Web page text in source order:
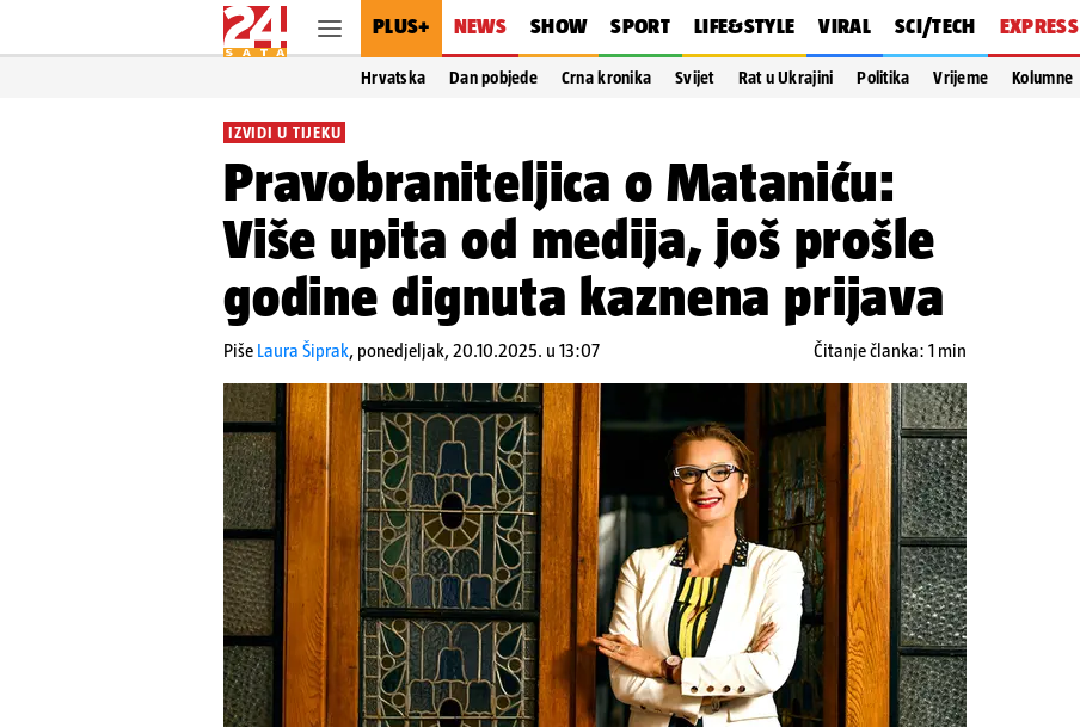
PLUS+ NEWS SHOW SPORT LIFE&STYLE VIRAL SCI/TECH EXPRESS
Hrvatska Dan pobjede Crna kronika Svijet Rat u Ukrajini Politika Vrijeme Kolumne
IZVIDI U TIJEKU
Pravobraniteljica o Mataniću:
Više upita od medija, još prošle
godine dignuta kaznena prijava
Piše Laura Šiprak, ponedjeljak, 20.10.2025. u 13:07 Čitanje članka: 1 min